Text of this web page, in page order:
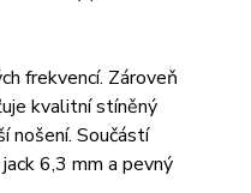
frekvencí. Zároveň
kvalitní stíněný
nošení. Součástí
6,3 mm a pevný